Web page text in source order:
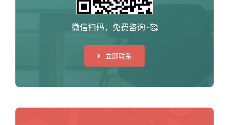
微信扫码，免费咨询~🥰
立即联系